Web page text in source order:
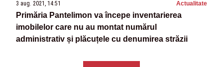
3 aug. 2021, 14:51 Actualitate
Primăria Pantelimon va începe inventarierea
imobilelor care nu au montat numărul
administrativ și plăcuțele cu denumirea străzii